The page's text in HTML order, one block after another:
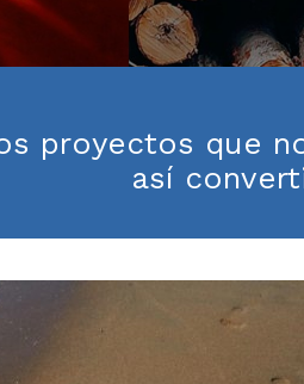
proyectos que
así